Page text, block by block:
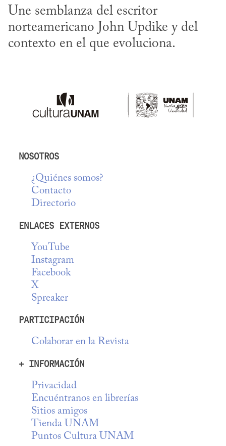
Une semblanza del escritor
norteamericano John Updike y del
contexto en el que evoluciona.
NOSOTROS
¿Quiénes somos?
Contacto
Directorio
ENLACES EXTERNOS
YouTube
Instagram
Facebook
X
Spreaker
PARTICIPACIÓN
Colaborar en la Revista
+ INFORMACIÓN
Privacidad
Encuéntranos en librerías
Sitios amigos
Tienda UNAM
Puntos Cultura UNAM